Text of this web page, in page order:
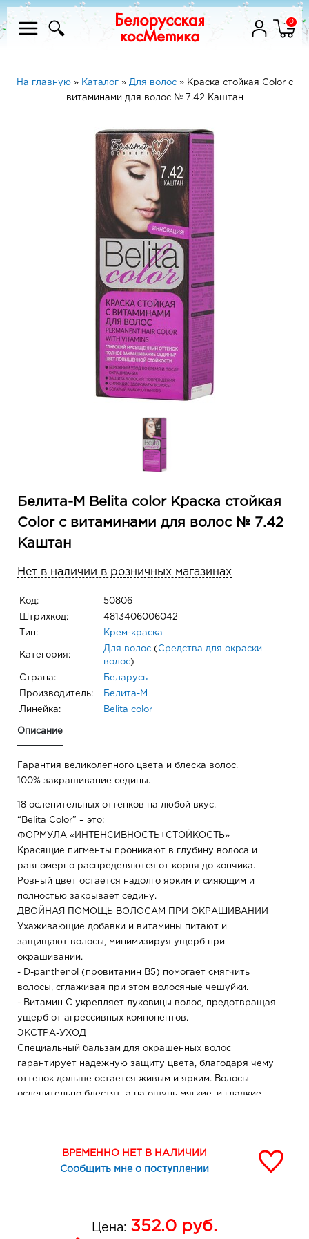
0
На главную» Каталог» Для волос» Краска стойкая Color с
витаминами для волос № 7.42 Каштан
Белита-М Belita сolor Краска стойкая
Color с витаминами для волос № 7.42
Каштан
Нет в наличии в розничных магазинах
Код: 50806
Штрихкод: 4813406006042
Тип: Крем-краска
Категория:
Для волос ( Средства для окраски
волос)
Страна: Беларусь
Производитель: Белита-М
Линейка: Belita сolor
Описание
Гарантия великолепного цвета и блеска волос.
100% закрашивание седины.
18 ослепительных оттенков на любой вкус.
“Belita Color” – это:
ФОРМУЛА «ИНТЕНСИВНОСТЬ+СТОЙКОСТЬ»
Красящие пигменты проникают в глубину волоса и
равномерно распределяются от корня до кончика.
Ровный цвет остается надолго ярким и сияющим и
полностью закрывает седину.
ДВОЙНАЯ ПОМОЩЬ ВОЛОСАМ ПРИ ОКРАШИВАНИИ
Ухаживающие добавки и витамины питают и
защищают волосы, минимизируя ущерб при
окрашивании.
- D-panthenol (провитамин В5) помогает смягчить
волосы, сглаживая при этом волосяные чешуйки.
- Витамин С укрепляет луковицы волос, предотвращая
ущерб от агрессивных компонентов.
ЭКСТРА-УХОД
Специальный бальзам для окрашенных волос
гарантирует надежную защиту цвета, благодаря чему
оттенок дольше остается живым и ярким. Волосы
ослепительно блестят, а на ощупь мягкие, и гладкие
Состав: Красящий состав/Color base: AQUA,
AMMONIUM HYDROXYDE, PROPYLENE GLYCOL,
CITRONELLOL, LINALOOL, ASCORBIC ACID, DISODIUM
EDTA, PANTHENOL, DYES: +/- P-PHENYLENEDIAMINE,
ВРЕМЕННО НЕТ В НАЛИЧИИ
Сообщить мне о поступлении
Цена: 352.0 руб.